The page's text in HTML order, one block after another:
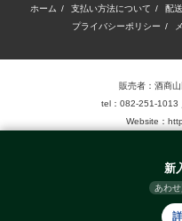
新
あわ
ホーム / 支払い方法について / 配
プライバシーポリシー /
販売者：酒商
tel：082-251-1013
Website：
未成年者の飲酒は
当店では、20歳以上の年齢であるこ
©2016.Sake-Show